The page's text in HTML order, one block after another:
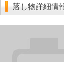
落し物詳細情